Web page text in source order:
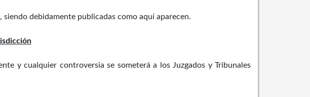
debidamente publicadas como aquí aparecen.
y cualquier controversia se someterá a los Juzgados y Tribunales